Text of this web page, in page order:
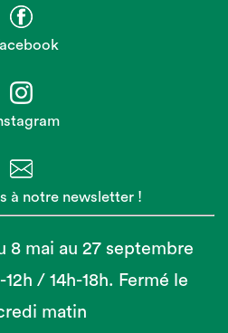
à notre newsletter !
8 mai au 27 septembre
/ 14h-18h. Fermé le
matin